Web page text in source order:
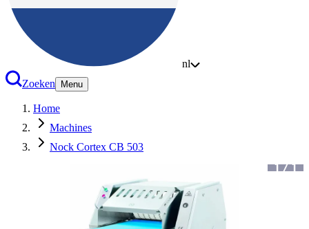
nl
Zoeken
Menu
Home
Machines
Nock Cortex CB 503
1/1